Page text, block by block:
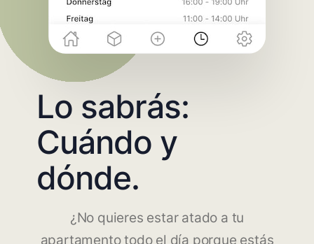
Lo sabrás:
Cuándo y
dónde.
¿No quieres estar atado a tu
apartamento todo el día porque estás